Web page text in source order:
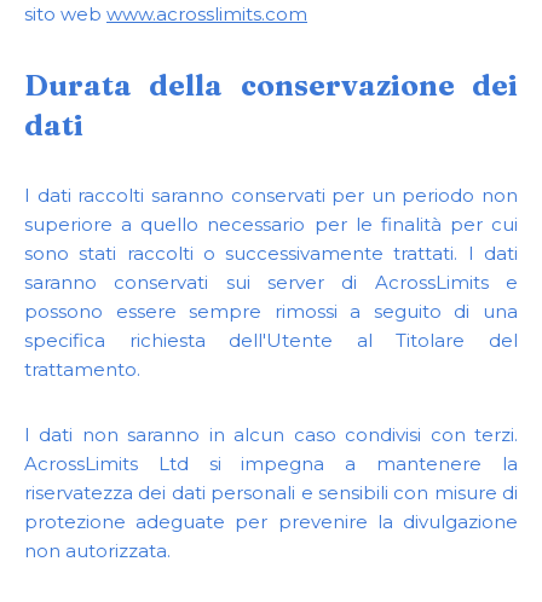
sito web www.acrosslimits.com
Durata della conservazione dei
dati
I dati raccolti saranno conservati per un periodo non
superiore a quello necessario per le finalità per cui
sono stati raccolti o successivamente trattati. I dati
saranno conservati sui server di AcrossLimits e
possono essere sempre rimossi a seguito di una
specifica richiesta dell'Utente al Titolare del
trattamento.
I dati non saranno in alcun caso condivisi con terzi.
AcrossLimits Ltd si impegna a mantenere la
riservatezza dei dati personali e sensibili con misure di
protezione adeguate per prevenire la divulgazione
non autorizzata.